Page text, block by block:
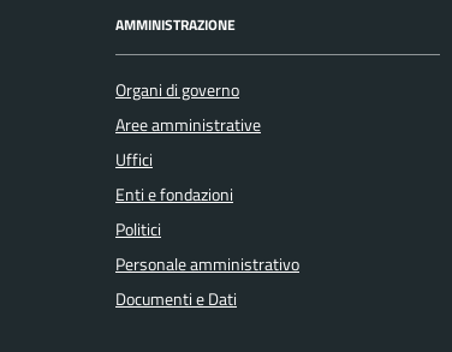
AMMINISTRAZIONE
Organi di governo
Aree amministrative
Uffici
Enti e fondazioni
Politici
Personale amministrativo
Documenti e Dati